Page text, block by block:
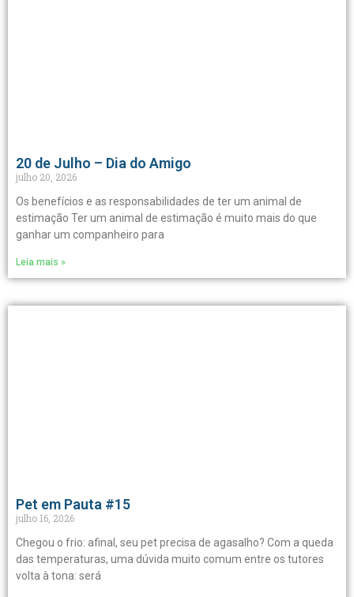
20 de Julho – Dia do Amigo
julho 20, 2026
Os benefícios e as responsabilidades de ter um animal de
estimação Ter um animal de estimação é muito mais do que
ganhar um companheiro para
Leia mais »
Pet em Pauta #15
julho 16, 2026
Chegou o frio: afinal, seu pet precisa de agasalho? Com a queda
das temperaturas, uma dúvida muito comum entre os tutores
volta à tona: será